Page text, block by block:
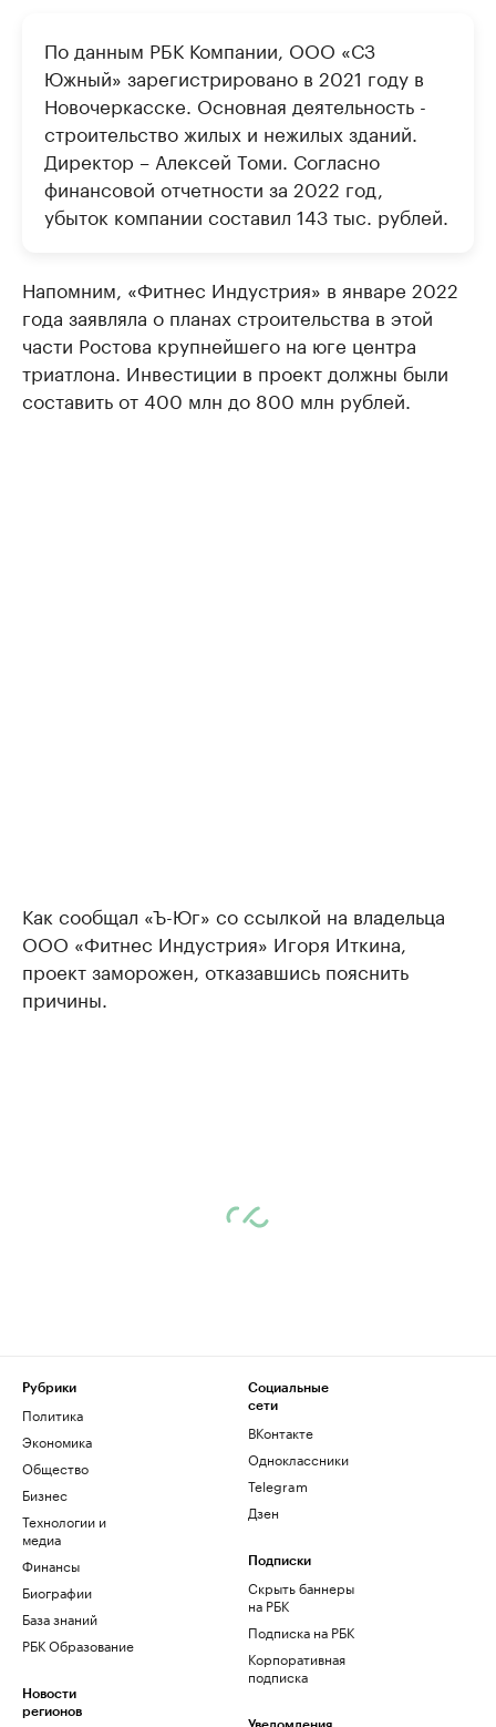
По данным РБК Компании, ООО «СЗ
Южный» зарегистрировано в 2021 году в
Новочеркасске. Основная деятельность -
строительство жилых и нежилых зданий.
Директор – Алексей Томи. Согласно
финансовой отчетности за 2022 год,
убыток компании составил 143 тыс. рублей.
Напомним, «Фитнес Индустрия» в январе 2022
года заявляла о планах строительства в этой
части Ростова крупнейшего на юге центра
триатлона. Инвестиции в проект должны были
составить от 400 млн до 800 млн рублей.
Как сообщал «Ъ-Юг» со ссылкой на владельца
ООО «Фитнес Индустрия» Игоря Иткина,
проект заморожен, отказавшись пояснить
причины.
Рубрики
Политика
Экономика
Общество
Бизнес
Технологии и
медиа
Финансы
Биографии
База знаний
РБК Образование
Новости
регионов
Социальные
сети
ВКонтакте
Одноклассники
Telegram
Дзен
Подписки
Скрыть баннеры
на РБК
Подписка на РБК
Корпоративная
подписка